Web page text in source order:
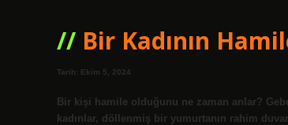
Bir Kadının
Tarih: Ekim 5, 2024
Bir kişi hamile olduğunu ne zaman anlar?
kadınlar, döllenmiş bir yumurtanın rahim